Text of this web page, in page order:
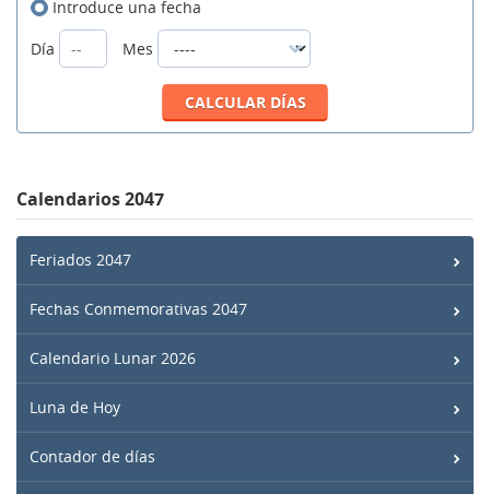
Introduce una fecha
Día
Mes
Calendarios 2047
Feriados 2047
Fechas Conmemorativas 2047
Calendario Lunar 2026
Luna de Hoy
Contador de días